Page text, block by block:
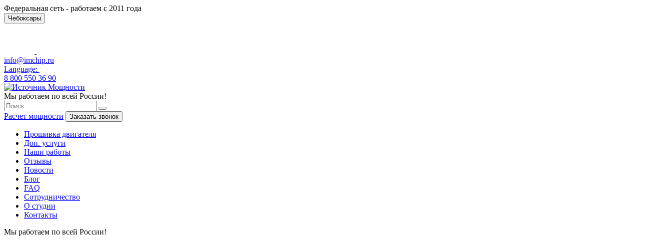
Федеральная сеть - работаем с 2011 года
Чебоксары
info@imchip.ru
Language:
8 800 550 36 90
Мы работаем по всей России!
Расчет мощности Заказать звонок
Прошивка двигателя
Доп. услуги
Наши работы
Отзывы
Новости
Блог
FAQ
Сотрудничество
О студии
Контакты
Мы работаем по всей России!